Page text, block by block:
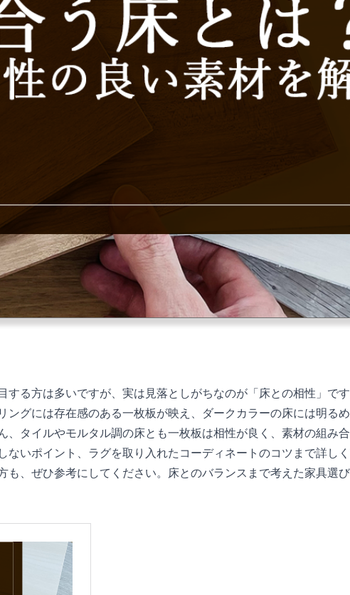
る方は多いですが、実は見落としがちなのが「床との相性」で
ングには存在感のある一枚板が映え、ダークカラーの床には明る
タイルやモルタル調の床とも一枚板は相性が良く、素材の組み
ないポイント、ラグを取り入れたコーディネートのコツまで詳し
、ぜひ参考にしてください。床とのバランスまで考えた家具選